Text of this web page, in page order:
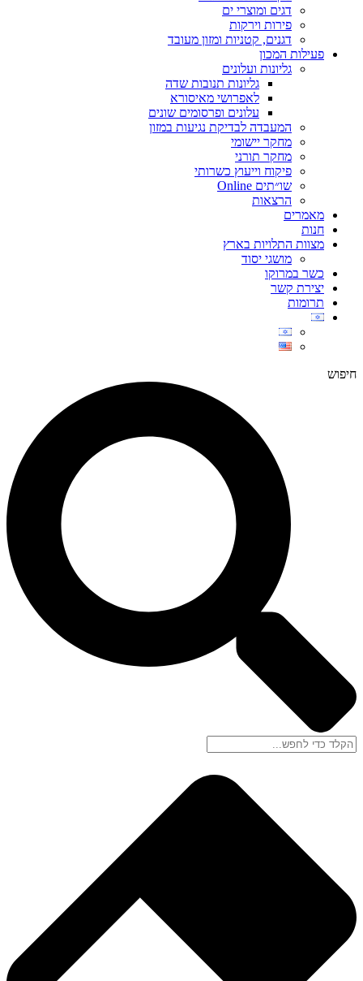
דגים ומוצרי ים
פירות וירקות
דגנים, קטניות ומזון מעובד
פעילות המכון
גליונות ועלונים
גליונות תנובות שדה
לאפרושי מאיסורא
עלונים ופרסומים שונים
המעבדה לבדיקת נגיעות במזון
מחקר יישומי
מחקר תורני
פיקוח וייעוץ כשרותי
שו״תים Online
הרצאות
מאמרים
חנות
מצוות התלויות בארץ
מושגי יסוד
כשר במרוקו
יצירת קשר
תרומות
חיפוש